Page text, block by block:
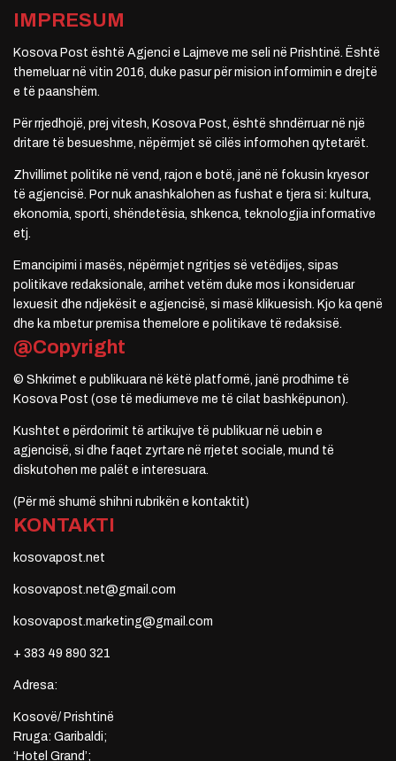
IMPRESUM
Kosova Post është Agjenci e Lajmeve me seli në Prishtinë. Është
themeluar në vitin 2016, duke pasur për mision informimin e drejtë
e të paanshëm.
Për rrjedhojë, prej vitesh, Kosova Post, është shndërruar në një
dritare të besueshme, nëpërmjet së cilës informohen qytetarët.
Zhvillimet politike në vend, rajon e botë, janë në fokusin kryesor
të agjencisë. Por nuk anashkalohen as fushat e tjera si: kultura,
ekonomia, sporti, shëndetësia, shkenca, teknologjia informative
etj.
Emancipimi i masës, nëpërmjet ngritjes së vetëdijes, sipas
politikave redaksionale, arrihet vetëm duke mos i konsideruar
lexuesit dhe ndjekësit e agjencisë, si masë klikuesish. Kjo ka qenë
dhe ka mbetur premisa themelore e politikave të redaksisë.
@Copyright
© Shkrimet e publikuara në këtë platformë, janë prodhime të
Kosova Post (ose të mediumeve me të cilat bashkëpunon).
Kushtet e përdorimit të artikujve të publikuar në uebin e
agjencisë, si dhe faqet zyrtare në rrjetet sociale, mund të
diskutohen me palët e interesuara.
(Për më shumë shihni rubrikën e kontaktit)
KONTAKTI
kosovapost.net
kosovapost.net@gmail.com
kosovapost.marketing@gmail.com
+ 383 49 890 321
Adresa:
Kosovë/ Prishtinë
Rruga: Garibaldi;
‘Hotel Grand’;